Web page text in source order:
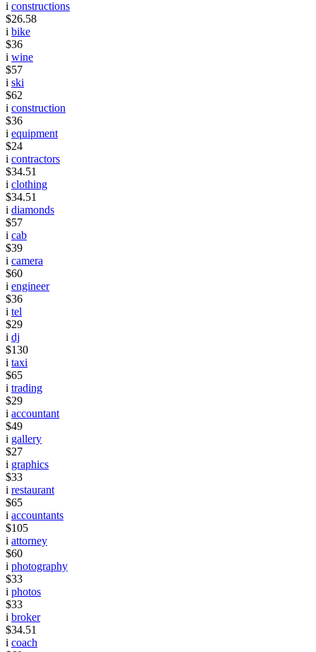
i constructions
$26.58
i bike
$36
i wine
$57
i ski
$62
i construction
$36
i equipment
$24
i contractors
$34.51
i clothing
$34.51
i diamonds
$57
i cab
$39
i camera
$60
i engineer
$36
i tel
$29
i dj
$130
i taxi
$65
i trading
$29
i accountant
$49
i gallery
$27
i graphics
$33
i restaurant
$65
i accountants
$105
i attorney
$60
i photography
$33
i photos
$33
i broker
$34.51
i coach